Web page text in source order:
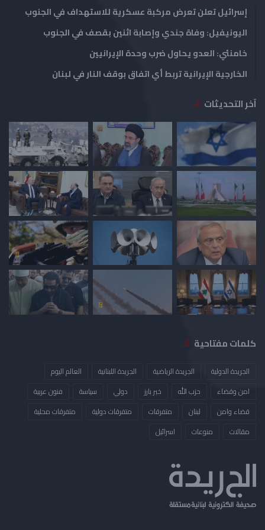
إسرائيل تعلن تعرض مركبة عسكرية للاستهداف في الجنوب
اليونيفيل: وفاة جندي وإصابة اثنين بقصف في الجنوب
خامنئي: العدو يحاول ضرب وحدة الإيرانيين
الخارجية الإيرانية تربط أي اتفاق بوقف النار في لبنان
آخر التحديثات
كلمات مفتاحية
الجريدة الدولية الجريدة الرياضية الجريدة اللبنانية
العالم اليوم
امن وقضاء
حزب الله خبر بارز دولي سياسة
فنون عربية
قضاء وامن
لبنان متفرقات متفرقات دولية
متفرقات محلية
مقالات
منوعات ​اسرائيل